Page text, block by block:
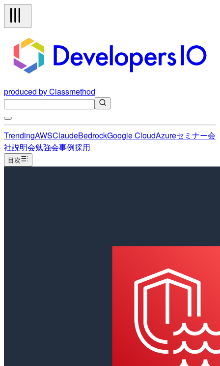
produced by Classmethod
TrendingAWSClaudeBedrockGoogle CloudAzureセミナー会
社説明会勉強会事例採用
目次